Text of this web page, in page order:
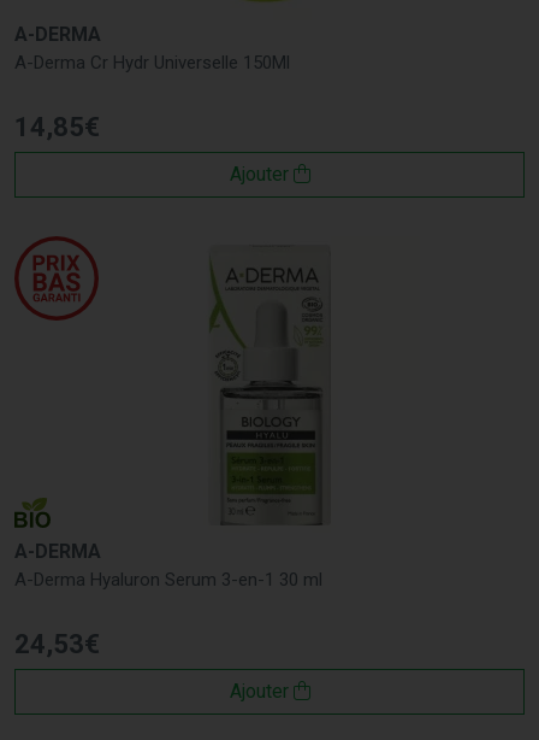
A-DERMA
A-Derma Cr Hydr Universelle 150Ml
14,85€
Ajouter
A-DERMA
A-Derma Hyaluron Serum 3-en-1 30 ml
24,53€
Ajouter